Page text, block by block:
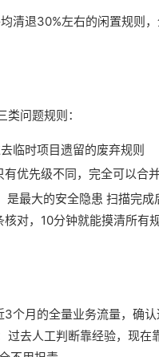
清退30%左右的闲置规则
问题规则：
临时项目遗留的废弃规则
优先级不同，完全可以合
是最大的安全隐患 扫描完成
对，10分钟就能摸清所有
个月的全量业务流量，确
过去人工判断靠经验，现在